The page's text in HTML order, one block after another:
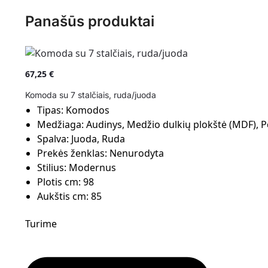
Panašūs produktai
67,25 €
Komoda su 7 stalčiais, ruda/juoda
Tipas: Komodos
Medžiaga: Audinys, Medžio dulkių plokštė (MDF),
Spalva: Juoda, Ruda
Prekės ženklas: Nenurodyta
Stilius: Modernus
Plotis cm: 98
Aukštis cm: 85
Turime